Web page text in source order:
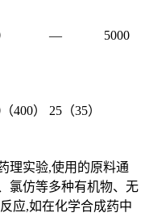
— 5000
400） 25（35）
理实验,使用的原料通
氯仿等多种有机物、无
应,如在化学合成药中